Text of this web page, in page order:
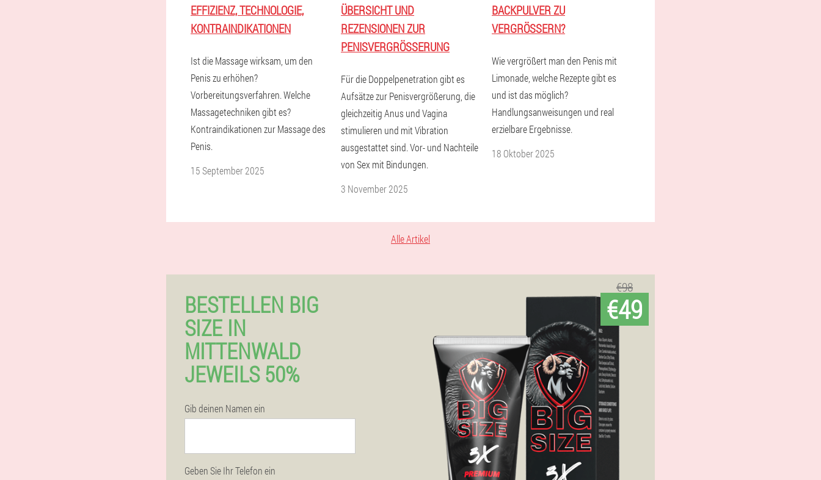
EFFIZIENZ, TECHNOLOGIE,
KONTRAINDIKATIONEN
Ist die Massage wirksam, um den
Penis zu erhöhen?
Vorbereitungsverfahren. Welche
Massagetechniken gibt es?
Kontraindikationen zur Massage des
Penis.
15 September 2025
BERSICHT UND R
EZENSIONEN ZUR P
ENISVERGRÖSSERUNG
Für die Doppelpenetration gibt es
Aufsätze zur Penisvergrößerung, die
gleichzeitig Anus und Vagina
stimulieren und mit Vibration
ausgestattet sind. Vor- und Nachteile
von Sex mit Bindungen.
3 November 2025
BACKPULVER ZU
VERGRÖSSERN?
Wie vergrößert man den Penis mit
Limonade, welche Rezepte gibt es
und ist das möglich?
Handlungsanweisungen und real
erzielbare Ergebnisse.
18 Oktober 2025
Alle Artikel
BESTELLEN BIG
SIZE IN
MITTENWALD
JEWEILS 50%
Gib deinen Namen ein
Geben Sie Ihr Telefon ein
€98
€49